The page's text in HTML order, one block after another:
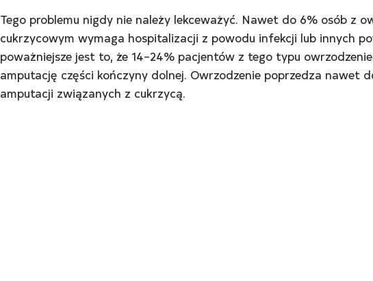
Tego problemu nigdy nie należy lekceważyć. Nawet do 6% osób z
cukrzycowym wymaga hospitalizacji z powodu infekcji lub innych
poważniejsze jest to, że 14–24% pacjentów z tego typu
amputację części kończyny dolnej. Owrzodzenie poprzedza nawet
amputacji związanych z cukrzycą.